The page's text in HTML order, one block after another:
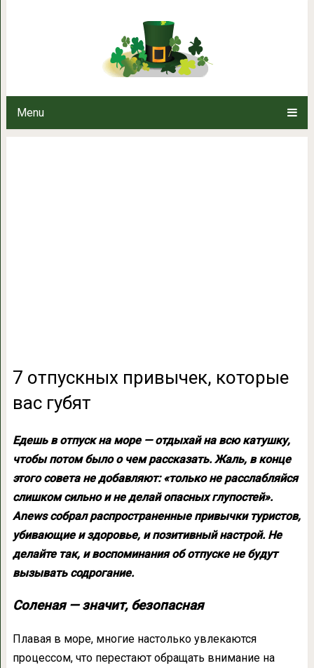
Menu
7 отпускных
7 отпускных привычек, которые
вас губят
Едешь в отпуск на море — отдыхай на всю катушку,
чтобы потом было о чем рассказать. Жаль, в конце
этого совета не добавляют: «только не расслабляйся
слишком сильно и не делай опасных глупостей».
Anews собрал распространенные привычки туристов,
убивающие и здоровье, и позитивный настрой. Не
делайте так, и воспоминания об отпуске не будут
вызывать содрогание.
Соленая — значит, безопасная
Плавая в море, многие настолько увлекаются
процессом, что перестают обращать внимание на